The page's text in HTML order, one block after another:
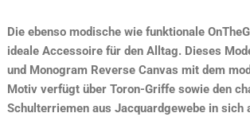
Die ebenso modische wie funktionale
ideale Accessoire für den Alltag. Dieses
und Monogram Reverse Canvas mit dem
Motiv verfügt über Toron-Griffe sowie den
Schulterriemen aus Jacquardgewebe in sich